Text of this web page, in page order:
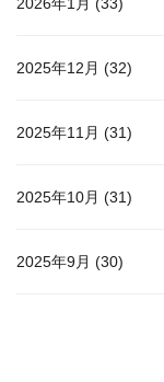
2026年1月 (33)
2025年12月 (32)
2025年11月 (31)
2025年10月 (31)
2025年9月 (30)